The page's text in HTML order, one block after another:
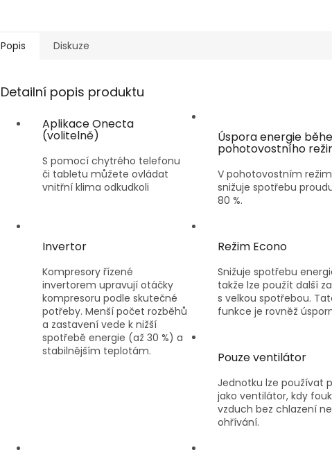
Popis Diskuze
Detailní popis produktu
Aplikace Onecta
(volitelně)
S pomocí chytrého telefonu
či tabletu můžete ovládat
vnitřní klima odkudkoli
Úspora energie
pohotovostního
V pohotovostním
snižuje spotřebu
80 %.
Invertor
Kompresory řízené
invertorem upravují otáčky
kompresoru podle skutečné
potřeby. Menší počet rozběhů
a zastavení vede k nižší
spotřebě energie (až 30 %) a
stabilnějším teplotám.
Režim Econo
Snižuje spotřebu
takže lze použít další
s velkou spotřebou.
funkce je rovněž
Pouze ventilátor
Jednotku lze používat
jako ventilátor, kdy
vzduch bez chlazení
ohřívání.